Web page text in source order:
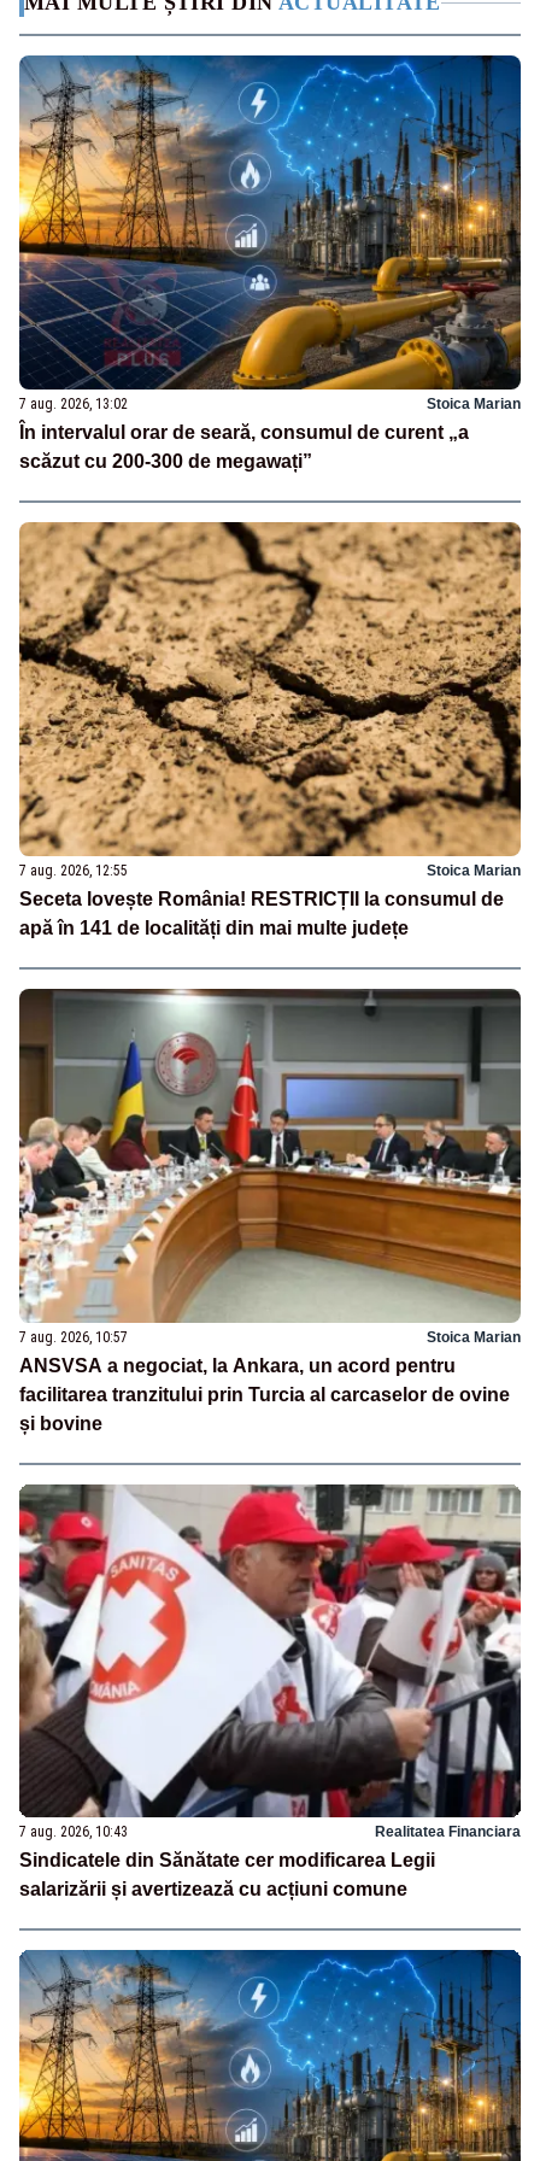
7 aug. 2026, 13:02 Stoica Marian
În intervalul orar de seară, consumul de curent „a
scăzut cu 200-300 de megawați”
7 aug. 2026, 12:55 Stoica Marian
Seceta lovește România! RESTRICȚII la consumul de
apă în 141 de localități din mai multe județe
7 aug. 2026, 10:57 Stoica Marian
ANSVSA a negociat, la Ankara, un acord pentru
facilitarea tranzitului prin Turcia al carcaselor de ovine
și bovine
7 aug. 2026, 10:43 Realitatea Financiara
Sindicatele din Sănătate cer modificarea Legii
salarizării și avertizează cu acțiuni comune